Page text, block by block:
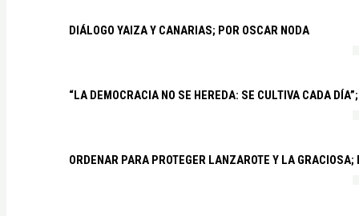
DIÁLOGO YAIZA Y CANARIAS; POR OSCAR NODA
“LA DEMOCRACIA NO SE HEREDA: SE CULTIVA CADA
ORDENAR PARA PROTEGER LANZAROTE Y LA